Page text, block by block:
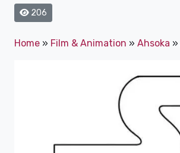
206
Home » Film & Animation » Ahsoka »